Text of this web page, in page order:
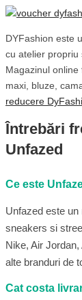
DYFashion este
cu atelier propriu
Magazinul
maxi, bluze,
reducere
Întrebări
Unfazed
Ce este
Unfazed este
sneakers si
Nike, Air
alte branduri de
Cat costa